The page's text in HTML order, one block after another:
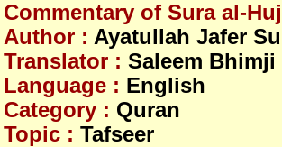
Commentary of Sura al-
Author : Ayatullah Jafer
Translator : Saleem Bhimji
Language : English
Category : Quran
Topic : Tafseer